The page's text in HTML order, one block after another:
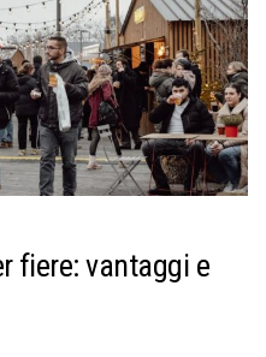
fiere: vantaggi e